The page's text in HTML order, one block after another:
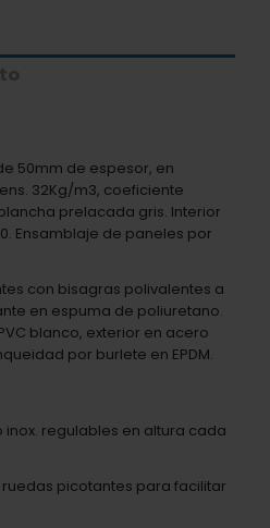
50mm de espesor, en
32Kg/m3, coeficiente
prelacada gris. Interior
Ensamblaje de paneles por
con bisagras polivalentes a
en espuma de poliuretano.
blanco, exterior en acero
por burlete en EPDM.
inox. regulables en altura cada
picotantes para facilitar